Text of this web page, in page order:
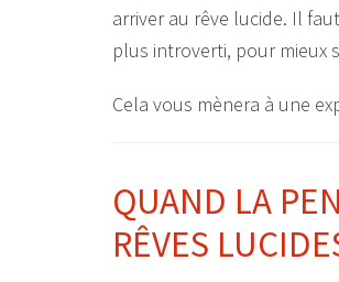
arriver au rêve lucide. Il
plus introverti, pour mieux
Cela vous mènera à une
QUAND LA
RÊVES